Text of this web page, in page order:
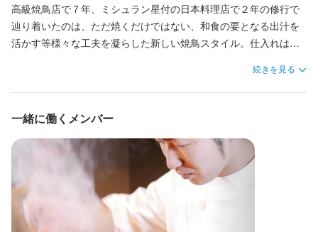
高級焼鳥店で７年、ミシュラン星付の日本料理店で２年の修行で
辿り着いたのは、ただ焼くだけではない、和食の要となる出汁を
活かす等様々な工夫を凝らした新しい焼鳥スタイル。仕入れは朝
超火力が真の旨味を引き出し、自然派ワインとの鮮烈なマリアー
ジュが私達の舌を踊らせます。「焼鳥」と「日本料理」、更に
「自然派ワイン」のかつてない融合をぜひ体験して下さい。
続きを見る
一緒に働くメンバー
待遇
・契約期間の定めなし
・働き方は柔軟に対応しますので、曜日・時間帯はお気軽にご相
まかない・食事補助あり バイク通勤OK 髪型自由 服装自由
特徴
学歴不問 独立希望者歓迎